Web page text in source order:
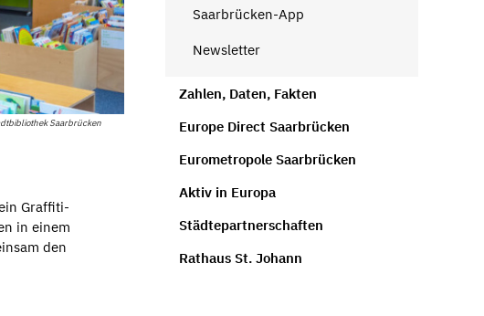
Saarbrücken
Graffiti-
in einem
den
Saarbrücken-App
Newsletter
Zahlen, Daten, Fakten
Europe Direct Saarbrücken
Eurometropole Saarbrücken
Aktiv in Europa
Städtepartnerschaften
Rathaus St. Johann